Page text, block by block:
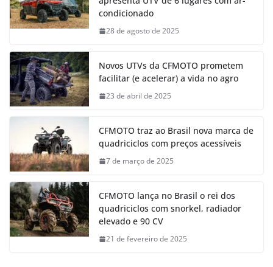
condicionado
28 de agosto de 2025
Novos UTVs da CFMOTO prometem
facilitar (e acelerar) a vida no agro
23 de abril de 2025
CFMOTO traz ao Brasil nova marca de
quadriciclos com preços acessíveis
7 de março de 2025
CFMOTO lança no Brasil o rei dos
quadriciclos com snorkel, radiador
elevado e 90 CV
21 de fevereiro de 2025